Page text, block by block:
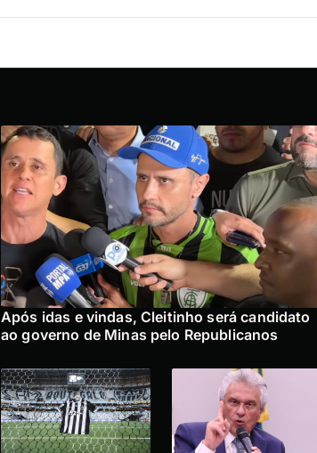
Após idas e vindas, Cleitinho será candidato
ao governo de Minas pelo Republicanos